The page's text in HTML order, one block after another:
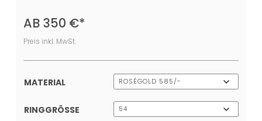
AB 350 €*
Preis inkl. MwSt.
MATERIAL
RINGGRÖSSE